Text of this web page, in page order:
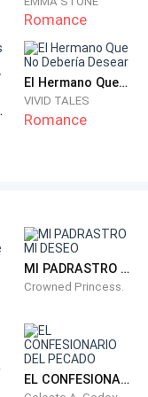
no le importaba
a su papá.
labios al dejar el
y girarse para
pronto", admitió
profunda.
la descarada
obviamente
Romance
#2)
El Hermano Que No Debería Desear
VIVID TALES
Romance
MI PADRASTRO MI DESEO
Crowned Princess.
EL CONFESIONARIO DEL PECADO